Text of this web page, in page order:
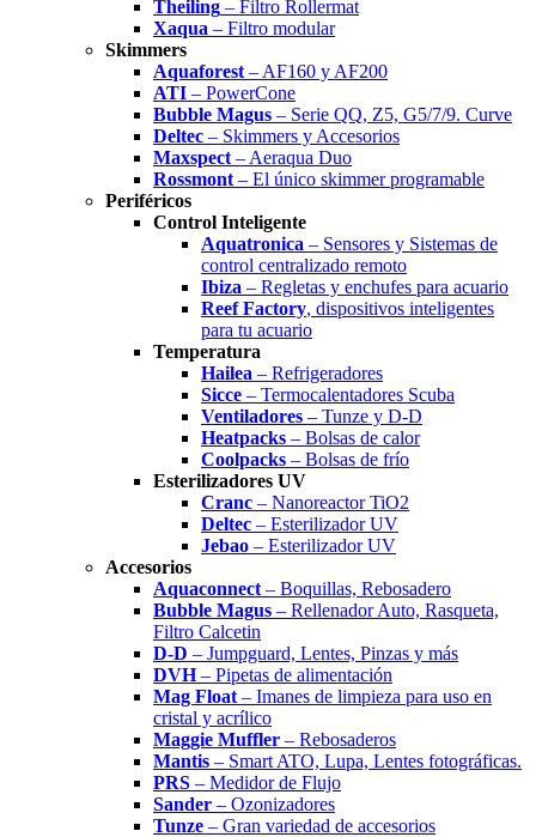
Theiling – Filtro Rollermat
Xaqua – Filtro modular
Skimmers
Aquaforest – AF160 y AF200
ATI – PowerCone
Bubble Magus – Serie QQ, Z5, G5/7/9. Curve
Deltec – Skimmers y Accesorios
Maxspect – Aeraqua Duo
Rossmont – El único skimmer programable
Periféricos
Control Inteligente
Aquatronica – Sensores y Sistemas de
control centralizado remoto
Ibiza – Regletas y enchufes para acuario
Reef Factory, dispositivos inteligentes
para tu acuario
Temperatura
Hailea – Refrigeradores
Sicce – Termocalentadores Scuba
Ventiladores – Tunze y D-D
Heatpacks – Bolsas de calor
Coolpacks – Bolsas de frío
Esterilizadores UV
Cranc – Nanoreactor TiO2
Deltec – Esterilizador UV
Jebao – Esterilizador UV
Accesorios
Aquaconnect – Boquillas, Rebosadero
Bubble Magus – Rellenador Auto, Rasqueta,
Filtro Calcetin
D-D – Jumpguard, Lentes, Pinzas y más
DVH– Pipetas de alimentación
Mag Float – Imanes de limpieza para uso en
cristal y acrílico
Maggie Muffler – Rebosaderos
Mantis – Smart ATO, Lupa, Lentes fotográficas.
PRS – Medidor de Flujo
Sander – Ozonizadores
Tunze – Gran variedad de accesorios